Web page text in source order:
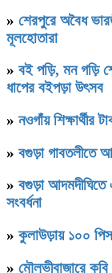
» শেরপুরে অবৈধ
মূলহোতারা
» বই পড়ি, মন গড়ি
ধাপের বইপড়া উৎসব
» নওগাঁয় শিক্ষার্থীর
» বগুড়া গাবতলীতে
» বগুড়া আদমদীঘিতে
সংবর্ধনা
» কুলাউড়ায় ১০০
» মৌলভীবাজারে